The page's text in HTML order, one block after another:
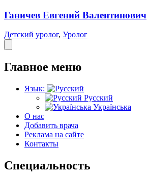
Ганичев Евгений Валентинович
Детский уролог, Уролог
Главное меню
Язык:
Русский
Українська
О нас
Добавить врача
Реклама на сайте
Контакты
Специальность